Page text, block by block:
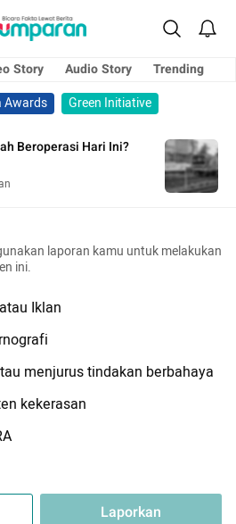
Story Audio Story
Trending
Awards
Green Initiative
Beroperasi Hari Ini?
laporan kamu untuk melakukan
ini.
Iklan
menjurus tindakan berbahaya
kekerasan
Laporkan